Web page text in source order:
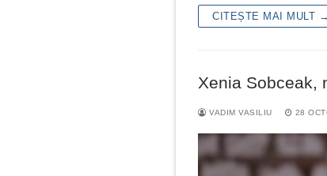
CITEȘTE MAI MULT →
Xenia Sobceak,
VADIM VASILIU 28